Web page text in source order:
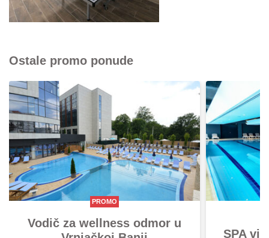
Ostale promo ponude
PROMO
Vodič za wellness odmor u
SPA